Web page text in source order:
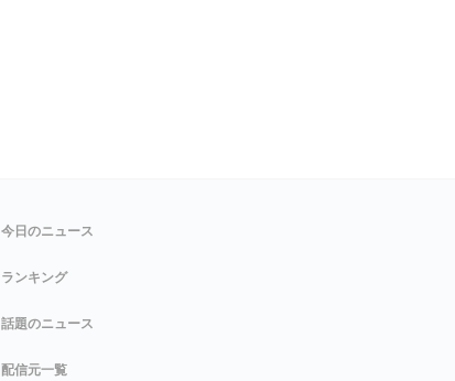
今日のニュース
ランキング
話題のニュース
配信元一覧